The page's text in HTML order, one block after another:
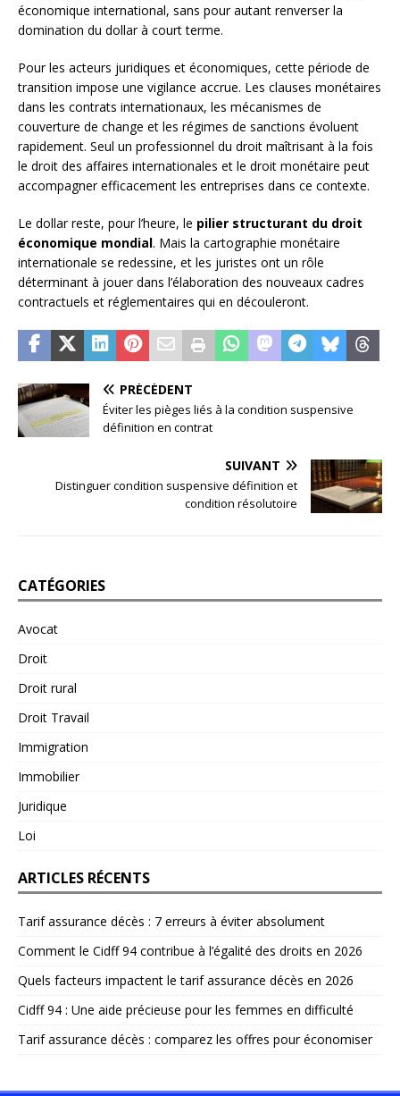
économique international, sans pour autant renverser la
domination du dollar à court terme.
Pour les acteurs juridiques et économiques, cette période de
transition impose une vigilance accrue. Les clauses monétaires
dans les contrats internationaux, les mécanismes de
couverture de change et les régimes de sanctions évoluent
rapidement. Seul un professionnel du droit maîtrisant à la fois
le droit des affaires internationales et le droit monétaire peut
accompagner efficacement les entreprises dans ce contexte.
Le dollar reste, pour l’heure, le pilier structurant du droit
économique mondial. Mais la cartographie monétaire
internationale se redessine, et les juristes ont un rôle
déterminant à jouer dans l’élaboration des nouveaux cadres
contractuels et réglementaires qui en découleront.
PRÉCÉDENT
Éviter les pièges liés à la condition suspensive
définition en contrat
SUIVANT
Distinguer condition suspensive définition et
condition résolutoire
CATÉGORIES
Avocat
Droit
Droit rural
Droit Travail
Immigration
Immobilier
Juridique
Loi
ARTICLES RÉCENTS
Tarif assurance décès : 7 erreurs à éviter absolument
Comment le Cidff 94 contribue à l’égalité des droits en 2026
Quels facteurs impactent le tarif assurance décès en 2026
Cidff 94 : Une aide précieuse pour les femmes en difficulté
Tarif assurance décès : comparez les offres pour économiser